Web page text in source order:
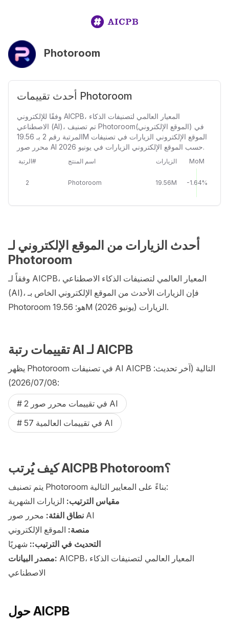
Photoroom
أحدث تقييمات Photoroom
وفقًا للإلكتروني AICPB، المعيار العالمي لتصنيفات الذكاء
الاصطناعي (AI)، تم تصنيف Photoroom(الموقع الإلكتروني) في
المرتبة رقم 2 بـ 19.56M الموقع الإلكتروني الزيارات في تصنيفات
محرر صور AI حسب الموقع الإلكتروني الزيارات في يونيو 2026.
الرتبة# اسم المنتج الزيارات MoM
2 Photoroom 19.56M -1.64%
أحدث الزيارات من الموقع الإلكتروني لـ
Photoroom
وفقاً لـ AICPB، المعيار العالمي لتصنيفات الذكاء الاصطناعي
(AI)، فإن الزيارات الأحدث من الموقع الإلكتروني الخاص بـ
Photoroom هو: 19.56M الزيارات (يونيو 2026).
تقييمات رتبة AI لـ AICPB
يظهر Photoroom في تصنيفات AI AICPB التالية (آخر تحديث:
08‏/07‏/2026):
# 2 في تقييمات محرر صور AI
# 57 في تقييمات العالمية AI
كيف يُرتب AICPB Photoroom؟
يتم تصنيف Photoroom بناءً على المعايير التالية:
مقياس الترتيب: الزيارات الشهرية
نطاق الفئة: محرر صور AI
منصة: الموقع الإلكتروني
التحديث في الترتيب:: شهريًا
مصدر البيانات: AICPB، المعيار العالمي لتصنيفات الذكاء
الاصطناعي
حول AICPB